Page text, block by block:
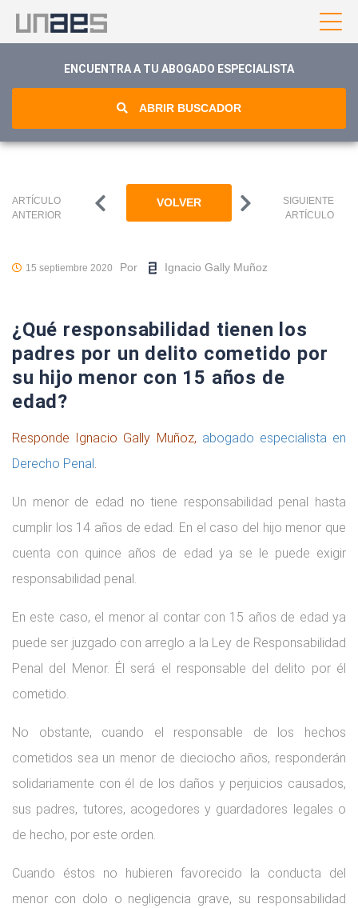
ENCUENTRA A TU ABOGADO ESPECIALISTA
ABRIR BUSCADOR
ARTÍCULO
ANTERIOR
VOLVER
SIGUIENTE
ARTÍCULO
15 septiembre 2020 Por Ignacio Gally Muñoz
¿Qué responsabilidad tienen los
padres por un delito cometido por
su hijo menor con 15 años de
edad?
Responde Ignacio Gally Muñoz, abogado especialista en
Derecho Penal .
Un menor de edad no tiene responsabilidad penal hasta
cumplir los 14 años de edad. En el caso del hijo menor que
cuenta con quince años de edad ya se le puede exigir
responsabilidad penal.
En este caso, el menor al contar con 15 años de edad ya
puede ser juzgado con arreglo a la Ley de Responsabilidad
Penal del Menor. Él será el responsable del delito por él
cometido.
No obstante, cuando el responsable de los hechos
cometidos sea un menor de dieciocho años, responderán
solidariamente con él de los daños y perjuicios causados,
sus padres, tutores, acogedores y guardadores legales o
de hecho, por este orden.
Cuando éstos no hubieren favorecido la conducta del
menor con dolo o negligencia grave, su responsabilidad